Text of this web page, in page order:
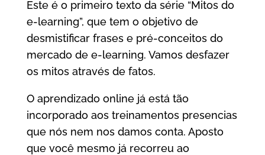
Este é o primeiro texto da série “Mitos do
e-learning”, que tem o objetivo de
desmistificar frases e pré-conceitos do
mercado de e-learning. Vamos desfazer
os mitos através de fatos.
O aprendizado online já está tão
incorporado aos treinamentos presencias
que nós nem nos damos conta. Aposto
que você mesmo já recorreu ao